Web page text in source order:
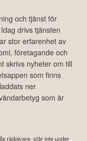
och tjänst för
drivs tjänsten
stor erfarenhet av
företagande och
skrivs nyheter om till
som finns
ner
som är
rådgivare, står inte under